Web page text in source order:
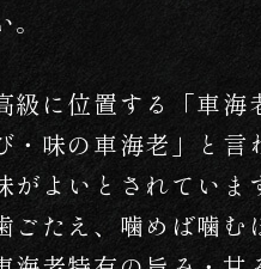
級に位置する「車海
・味の車海老」と言
がよいとされていま
ごたえ、噛めば噛む